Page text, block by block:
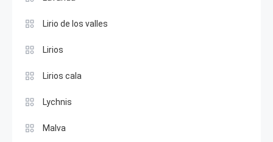
Lirio de los valles
Lirios
Lirios cala
Lychnis
Malva